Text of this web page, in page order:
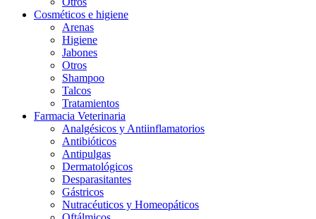
Cosméticos e higiene
Arenas
Higiene
Jabones
Otros
Shampoo
Talcos
Tratamientos
Farmacia Veterinaria
Analgésicos y Antiinflamatorios
Antibióticos
Antipulgas
Dermatológicos
Desparasitantes
Gástricos
Nutracéuticos y Homeopáticos